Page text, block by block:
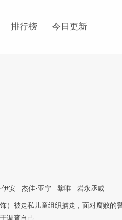
排行榜 今日更新
伊安 杰佳·亚宁 黎唯 岩永丞威
）被走私儿童组织掳走，面对腐败的
调查自己...